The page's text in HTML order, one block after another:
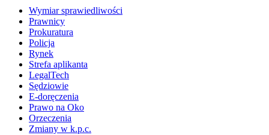
Wymiar sprawiedliwości
Prawnicy
Prokuratura
Policja
Rynek
Strefa aplikanta
LegalTech
Sędziowie
E-doręczenia
Prawo na Oko
Orzeczenia
Zmiany w k.p.c.